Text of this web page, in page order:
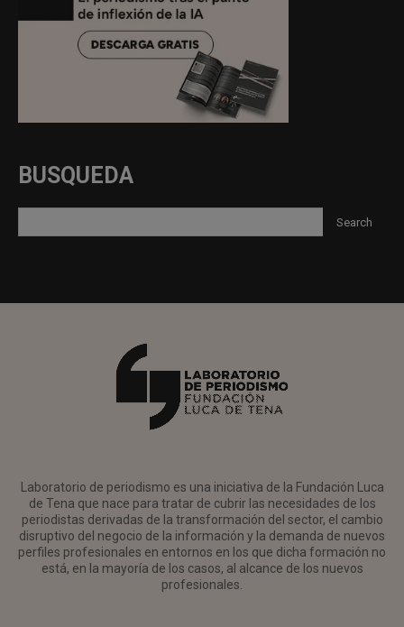
BUSQUEDA
Laboratorio de periodismo es una iniciativa de la Fundación Luca
de Tena que nace para tratar de cubrir las necesidades de los
periodistas derivadas de la transformación del sector, el cambio
disruptivo del negocio de la información y la demanda de nuevos
perfiles profesionales en entornos en los que dicha formación no
está, en la mayoría de los casos, al alcance de los nuevos
profesionales.